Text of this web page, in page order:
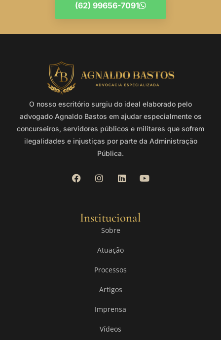
(62) 99656-7091
O nosso escritório surgiu do ideal elaborado pelo
advogado Agnaldo Bastos em ajudar especialmente os
concurseiros, servidores públicos e militares que sofrem
ilegalidades e injustiças por parte da Administração
Pública.
Institucional
Sobre
Atuação
Processos
Artigos
Imprensa
Vídeos